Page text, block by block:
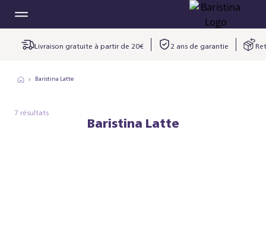
Livraison gratuite à partir de 20€ 2 ans de garantie
Baristina Latte
7 résultats
Baristina Latte